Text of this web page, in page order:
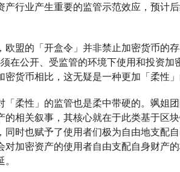
产行业产生重要的监管示范效应，预计
欧盟的「开盒令」并非禁止加密货币的
在公开、受监管的环境下使用和投资
密货币相比，这无疑是一种更加「柔性
「柔性」的监管也是柔中带硬的。飒姐
的相关叙事，其核心就在于此类基于区
同时也赋予了使用者们极为自由地支配
对加密资产的使用者自由支配自身财产